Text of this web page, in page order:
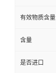
有效物质含量
含量
是否进口